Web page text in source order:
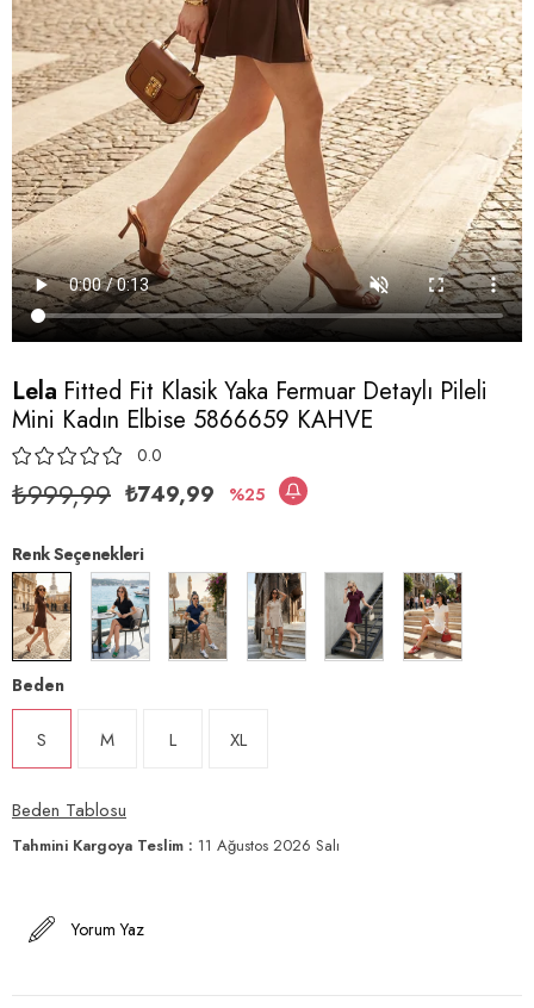
Lela Fitted Fit Klasik Yaka Fermuar Detaylı Pileli
Mini Kadın Elbise 5866659 KAHVE
0.0
₺999,99 ₺749,99 25
Renk Seçenekleri
Beden
S M L XL
Beden Tablosu
Tahmini Kargoya Teslim : 11 Ağustos 2026 Salı
Yorum Yaz